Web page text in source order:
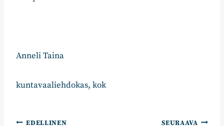
Anneli Taina
kuntavaaliehdokas, kok
EDELLINEN SEURAAVA